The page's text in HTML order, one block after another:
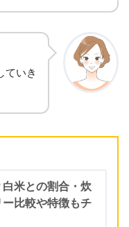
ていき
米との割合・炊
比較や特徴もチ